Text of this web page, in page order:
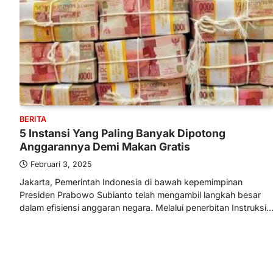
BERITA
5 Instansi Yang Paling Banyak Dipotong
Anggarannya Demi Makan Gratis
Februari 3, 2025
Jakarta, Pemerintah Indonesia di bawah kepemimpinan
Presiden Prabowo Subianto telah mengambil langkah besar
dalam efisiensi anggaran negara. Melalui penerbitan Instruksi…